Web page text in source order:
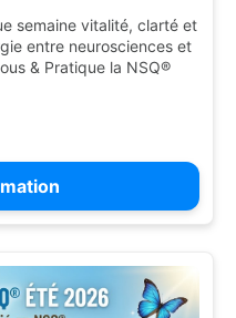
semaine vitalité, clarté et
entre neurosciences et
& Pratique la NSQ®